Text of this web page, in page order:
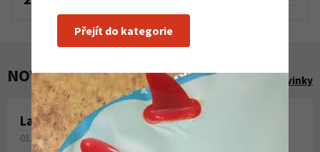
NOVINKY A AKCE Zobrazit všechny novinky
Laminování pryskyřicí a tkaninou
01. 08. 2026
Přejít do kategorie